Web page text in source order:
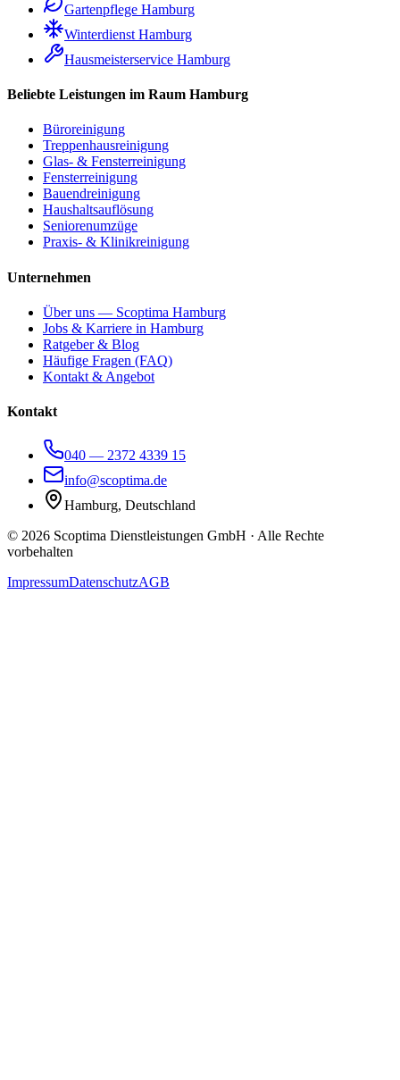
Gartenpflege Hamburg
Winterdienst Hamburg
Hausmeisterservice Hamburg
Beliebte Leistungen im Raum Hamburg
Büroreinigung
Treppenhausreinigung
Glas- & Fensterreinigung
Fensterreinigung
Bauendreinigung
Haushaltsauflösung
Seniorenumzüge
Praxis- & Klinikreinigung
Unternehmen
Über uns — Scoptima Hamburg
Jobs & Karriere in Hamburg
Ratgeber & Blog
Häufige Fragen (FAQ)
Kontakt & Angebot
Kontakt
040 — 2372 4339 15
info@scoptima.de
Hamburg, Deutschland
© 2026 Scoptima Dienstleistungen GmbH · Alle Rechte
vorbehalten
ImpressumDatenschutzAGB